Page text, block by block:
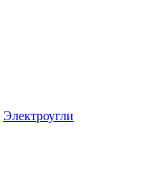
Электроугли